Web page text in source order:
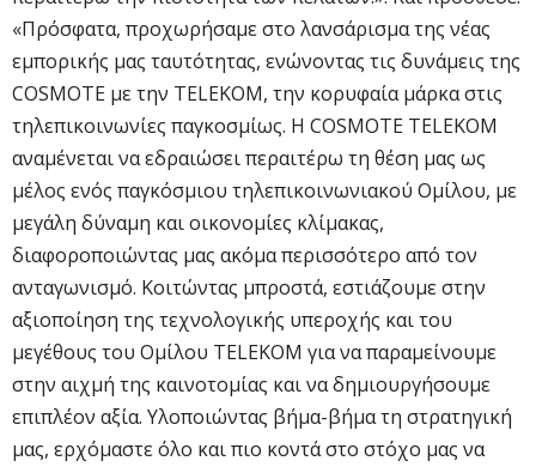
«Πρόσφατα, προχωρήσαμε στο λανσάρισμα της νέας
εμπορικής μας ταυτότητας, ενώνοντας τις δυνάμεις της
COSMOTE με την TELEKOM, την κορυφαία μάρκα στις
τηλεπικοινωνίες παγκοσμίως. Η COSMOTE TELEKOM
αναμένεται να εδραιώσει περαιτέρω τη θέση μας ως
μέλος ενός παγκόσμιου τηλεπικοινωνιακού Ομίλου, με
μεγάλη δύναμη και οικονομίες κλίμακας,
διαφοροποιώντας μας ακόμα περισσότερο από τον
ανταγωνισμό. Κοιτώντας μπροστά, εστιάζουμε στην
αξιοποίηση της τεχνολογικής υπεροχής και του
μεγέθους του Ομίλου TELEKOM για να παραμείνουμε
στην αιχμή της καινοτομίας και να δημιουργήσουμε
επιπλέον αξία. Υλοποιώντας βήμα-βήμα τη στρατηγική
μας, ερχόμαστε όλο και πιο κοντά στο στόχο μας να